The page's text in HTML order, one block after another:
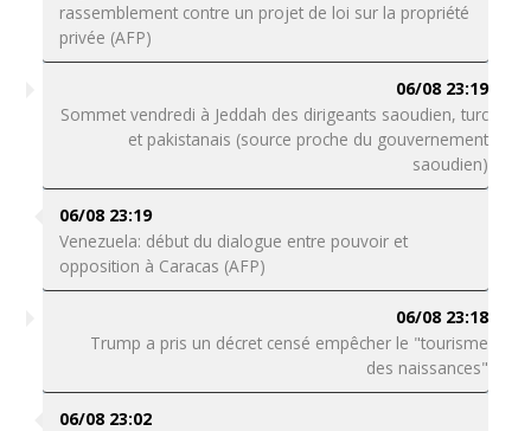
rassemblement contre un projet de loi sur la propriété
privée (AFP)
06/08 23:19
Sommet vendredi à Jeddah des dirigeants saoudien, turc
et pakistanais (source proche du gouvernement
saoudien)
06/08 23:19
Venezuela: début du dialogue entre pouvoir et
opposition à Caracas (AFP)
06/08 23:18
Trump a pris un décret censé empêcher le "tourisme
des naissances"
06/08 23:02